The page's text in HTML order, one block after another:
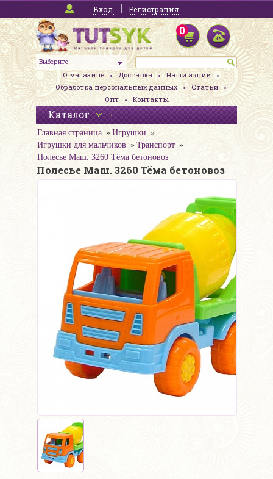
Вход Регистрация
Выберите
0
О магазине Доставка
Наши акции
Обработка персональных данных
Статьи
Опт
Контакты
Каталог
Главная страница
Игрушки
Игрушки для мальчиков
Транспорт
Полесье Маш. 3260 Тёма бетоновоз
Полесье Маш. 3260 Тёма бетоновоз